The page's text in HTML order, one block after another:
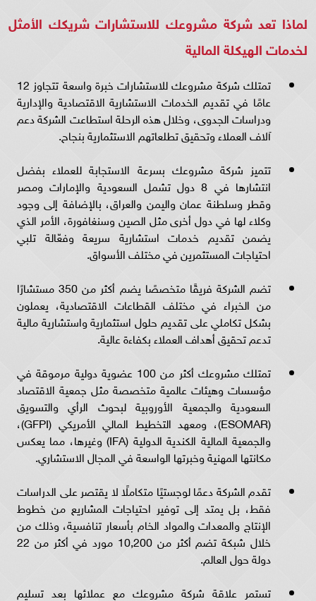
لماذا تعد شركة مشروعك للاستشارات شريكك الأمثل
لخدمات الهيكلة المالية
تمتلك شركة مشروعك للاستشارات خبرة واسعة تتجاوز 12
عامًا في تقديم الخدمات الاستشارية الاقتصادية والإدارية
ودراسات الجدوى، وخلال هذه الرحلة استطاعت الشركة دعم
آلاف العملاء وتحقيق تطلعاتهم الاستثمارية بنجاح.
تتميز شركة مشروعك بسرعة الاستجابة للعملاء بفضل
انتشارها في 8 دول تشمل السعودية والإمارات ومصر
وقطر وسلطنة عمان واليمن والعراق، بالإضافة إلى وجود
وكلاء لها في دول أخرى مثل الصين وسنغافورة، الأمر الذي
يضمن تقديم خدمات استشارية سريعة وفعّالة تلبي
احتياجات المستثمرين في مختلف الأسواق.
تضم الشركة فريقًا متخصصًا يضم أكثر من 350 مستشارًا
من الخبراء في مختلف القطاعات الاقتصادية، يعملون
بشكل تكاملي على تقديم حلول استثمارية واستشارية مالية
تدعم تحقيق أهداف العملاء بكفاءة عالية.
تمتلك مشروعك أكثر من 100 عضوية دولية مرموقة في
مؤسسات وهيئات عالمية متخصصة مثل جمعية الاقتصاد
السعودية والجمعية الأوروبية لبحوث الرأي والتسويق
(ESOMAR)، ومعهد التخطيط المالي الأمريكي (GFPI)،
والجمعية المالية الكندية الدولية (IFA) وغيرها، مما يعكس
مكانتها المهنية وخبرتها الواسعة في المجال الاستشاري.
تقدم الشركة دعمًا لوجستيًا متكاملًا لا يقتصر على الدراسات
فقط، بل يمتد إلى توفير احتياجات المشاريع من خطوط
الإنتاج والمعدات والمواد الخام بأسعار تنافسية، وذلك من
خلال شبكة تضم أكثر من 10,200 مورد في أكثر من 22
دولة حول العالم.
تستمر علاقة شركة مشروعك مع عملائها بعد تسليم